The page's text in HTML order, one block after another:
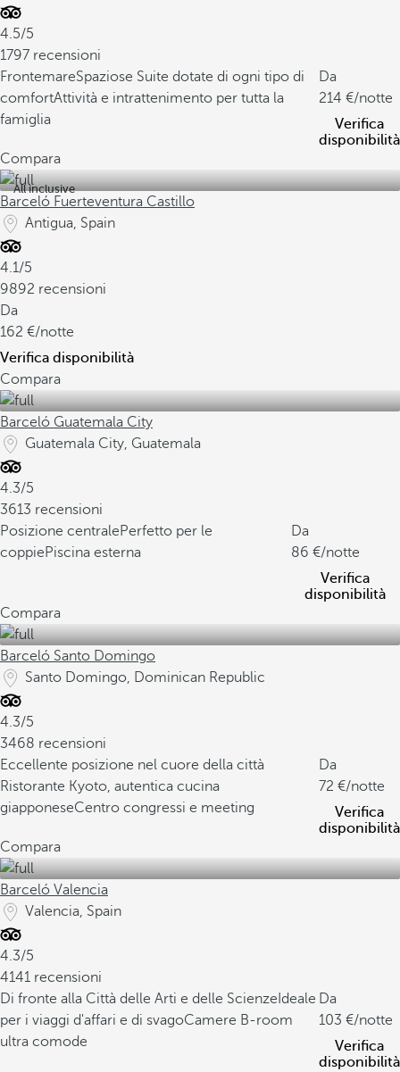
4.5/5
1797 recensioni
FrontemareSpaziose Suite dotate di ogni tipo di
comfortAttività e intrattenimento per tutta la
famiglia
Da
214
/notte
Verifica
disponibilità
Compara
All inclusive
Barceló Fuerteventura Castillo
Antigua, Spain
4.1/5
9892 recensioni
Da
162
/notte
Verifica disponibilità
Compara
Barceló Guatemala City
Guatemala City, Guatemala
4.3/5
3613 recensioni
Posizione centralePerfetto per le
coppiePiscina esterna
Da
86
/notte
Verifica
disponibilità
Compara
Barceló Santo Domingo
Santo Domingo, Dominican Republic
4.3/5
3468 recensioni
Eccellente posizione nel cuore della città
Ristorante Kyoto, autentica cucina
giapponeseCentro congressi e meeting
Da
72
/notte
Verifica
disponibilità
Compara
Barceló Valencia
Valencia, Spain
4.3/5
4141 recensioni
Di fronte alla Città delle Arti e delle Scienze Ideale
per i viaggi d'affari e di svagoCamere B-room
ultra comode
Da
103
/notte
Verifica
disponibilità